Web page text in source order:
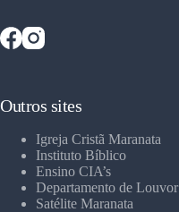
Outros sites
Igreja Cristã Maranata
Instituto Bíblico
Ensino CIA’s
Departamento de Louvor
Satélite Maranata